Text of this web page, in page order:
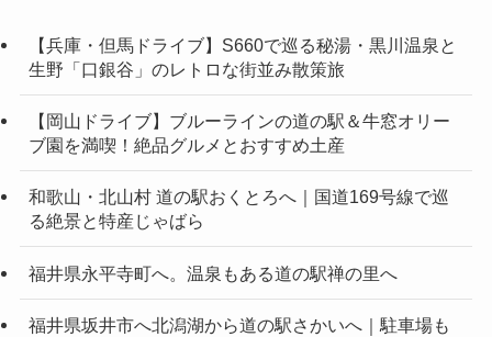
【兵庫・但馬ドライブ】S660で巡る秘湯・黒川温泉と
生野「口銀谷」のレトロな街並み散策旅
【岡山ドライブ】ブルーラインの道の駅＆牛窓オリー
ブ園を満喫！絶品グルメとおすすめ土産
和歌山・北山村 道の駅おくとろへ｜国道169号線で巡
る絶景と特産じゃばら
福井県永平寺町へ。温泉もある道の駅禅の里へ
福井県坂井市へ北潟湖から道の駅さかいへ｜駐車場も